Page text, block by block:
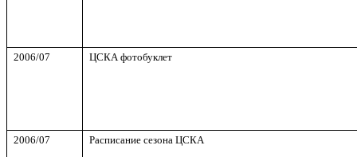
2006/07 ЦСКА фотобуклет
2006/07 Расписание сезона ЦСКА